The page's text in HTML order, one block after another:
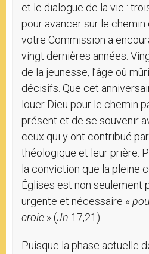
et le dialogue de la vie :
pour avancer sur le
votre Commission a
vingt dernières années.
de la jeunesse, l’âge où
décisifs. Que cet
louer Dieu pour le chemin
présent et de se souvenir
ceux qui y ont contribué
théologique et leur prière.
la conviction que la pleine
Églises est non seulement
urgente et nécessaire «
croie » (Jn 17,21).
Puisque la phase actuelle